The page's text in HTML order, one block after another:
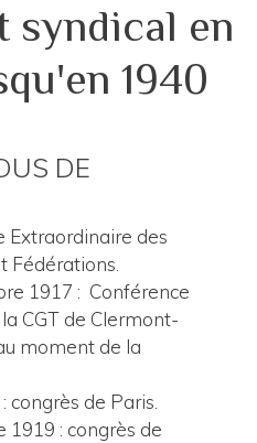
syndical en
1940
DE
Extraordinaire des
Fédérations.
1917 : Conférence
CGT de Clermont-
moment de la
congrès de Paris.
: congrès de